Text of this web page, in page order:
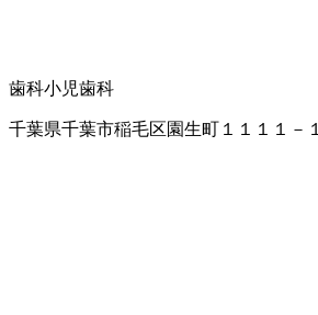
歯科小児歯科
千葉県千葉市稲毛区園生町１１１１－１